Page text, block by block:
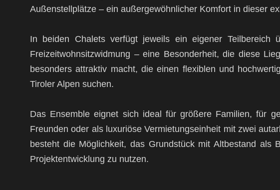
Außenstellplätze – ein außergewöhnlicher Komfort in dieser
In beiden Chalets verfügt jeweils ein eigener Teilbereich
Freizeitwohnsitzwidmung – eine Besonderheit, die diese
besonders attraktiv macht, die einen flexiblen und
Tiroler Alpen suchen.
Das Ensemble eignet sich ideal für größere Familien, für
Freunden oder als luxuriöse Vermietungseinheit mit zwei
besteht die Möglichkeit, das Grundstück mit Altbestand als
Projektentwicklung zu nutzen.